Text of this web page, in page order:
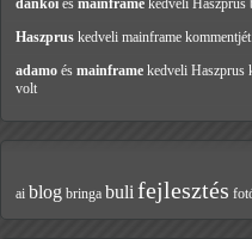
dankoi és mainframe kedveli Haszprus
Haszprus kedveli mainframe
adamo és mainframe kedveli Haszprus
volt
ai blog bringa buli fejlesztés